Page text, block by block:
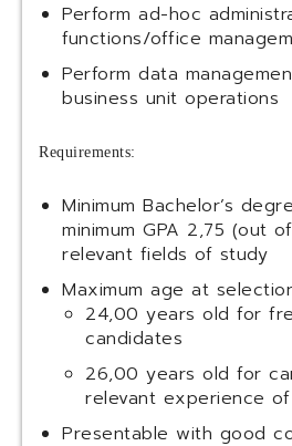
Perform ad-hoc
functions/office
Perform data
business unit operations
Requirements:
Minimum Bachelor’s
minimum GPA 2,75 (out
relevant fields of study
Maximum age at
24,00 years old for
candidates
26,00 years old for
relevant experience
Presentable with good